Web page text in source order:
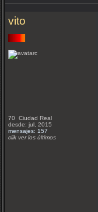
vito
70 Ciudad Real
desde: jul, 2015
mensajes: 157
clik ver los últimos